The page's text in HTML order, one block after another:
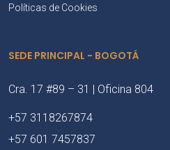
Políticas de Cookies
SEDE PRINCIPAL - BOGOTÁ
Cra. 17 #89 – 31 | Oficina 804
+57 3118267874
+57 601 7457837